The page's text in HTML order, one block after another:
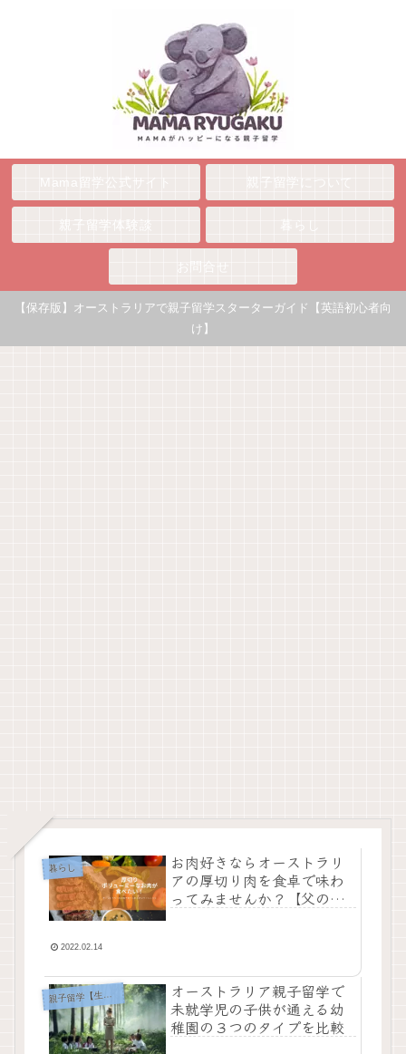
【保存版】オーストラリアで親子留学スターターガイド【英語初心者向
け】
暮らし
お肉好きならオーストラリ
アの厚切り肉を食卓で味わ
ってみませんか？【父の日
2022.02.14
親
子留学【生活編】
オーストラリア親子留学で
未就学児の子供が通える幼
稚園の３つのタイプを比較